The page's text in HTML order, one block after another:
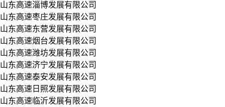
山东高速淄博发展有限公司
山东高速枣庄发展有限公司
山东高速东营发展有限公司
山东高速烟台发展有限公司
山东高速潍坊发展有限公司
山东高速济宁发展有限公司
山东高速泰安发展有限公司
山东高速日照发展有限公司
山东高速临沂发展有限公司